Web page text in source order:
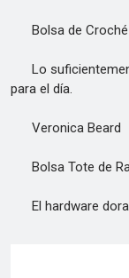
Bolsa de Croché
Lo
para el día.
Veronica Beard
Bolsa Tote de
El hardware